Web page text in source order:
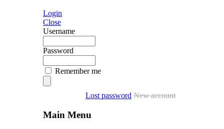
Login
Close
Username
Password
Remember me
Lost password New account
Main Menu